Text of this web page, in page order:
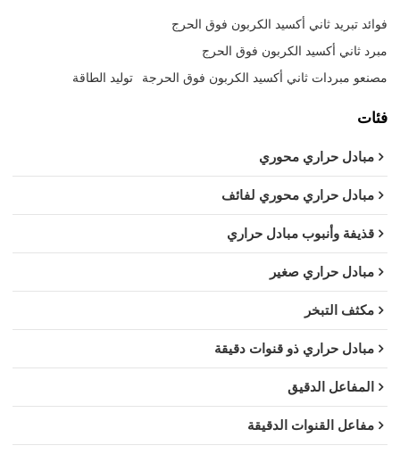
فوائد تبريد ثاني أكسيد الكربون فوق الحرج
مبرد ثاني أكسيد الكربون فوق الحرج
مصنعو مبردات ثاني أكسيد الكربون فوق الحرجة
توليد الطاقة
فئات
مبادل حراري محوري
مبادل حراري محوري لفائف
قذيفة وأنبوب مبادل حراري
مبادل حراري صغير
مكثف التبخر
مبادل حراري ذو قنوات دقيقة
المفاعل الدقيق
مفاعل القنوات الدقيقة